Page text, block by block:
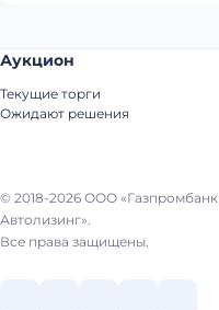
© 2018-2026 ООО «Газпромбанк
Автолизинг».
Все права защищены.
Аукцион
Текущие торги
Ожидают решения